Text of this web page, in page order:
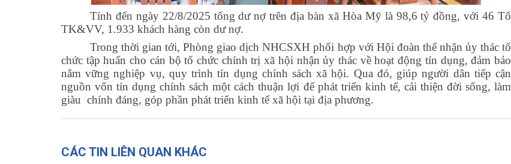
Tính đến ngày 22/8/2025 tổng dư nợ trên địa bàn xã Hòa Mỹ là 98,6 tỷ đồng, với 46 Tổ
TK&VV, 1.933 khách hàng còn dư nợ.
Trong thời gian tới, Phòng giao dịch NHCSXH phối hợp với Hội đoàn thể nhận ủy thác tổ
chức tập huấn cho cán bộ tổ chức chính trị xã hội nhận ủy thác về hoạt động tín dụng, đảm bảo
nắm vững nghiệp vụ, quy trình tín dụng chính sách xã hội. Qua đó, giúp người dân tiếp cận
nguồn vốn tín dụng chính sách một cách thuận lợi để phát triển kinh tế, cải thiện đời sống, làm
giàu chính đáng, góp phần phát triển kinh tế xã hội tại địa phương.
CÁC TIN LIÊN QUAN KHÁC